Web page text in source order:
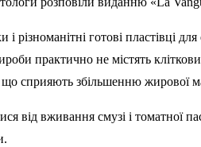
і різноманітні готові пластівці
практично не містять
сприяють збільшенню жирової
від вживання смузі і